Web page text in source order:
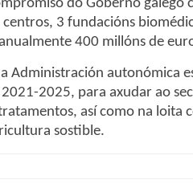
do Goberno galego
3 fundacións
400 millóns de
Administración autonómica
2025, para axudar ao
así como na loita
sostible.